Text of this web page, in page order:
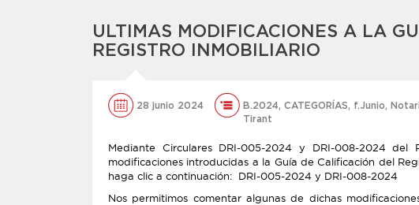
ULTIMAS MODIFICACIONES A LA
REGISTRO INMOBILIARIO
28 junio 2024 B.2024, CATEGORÍAS, f.Junio,
Tirant
Mediante Circulares DRI-005-2024 y DRI-008-2024 del
modificaciones introducidas a la Guía de Calificación del
haga clic a continuación: DRI-005-2024 y DRI-008-2024
Nos permitimos comentar algunas de dichas